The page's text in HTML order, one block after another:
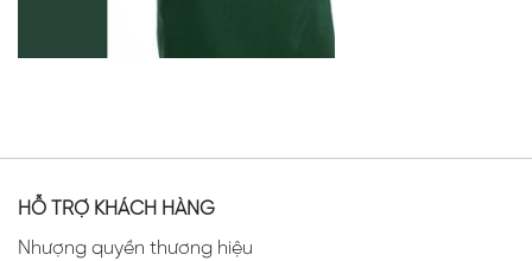
HỖ TRỢ KHÁCH HÀNG
Nhượng quyền thương hiệu